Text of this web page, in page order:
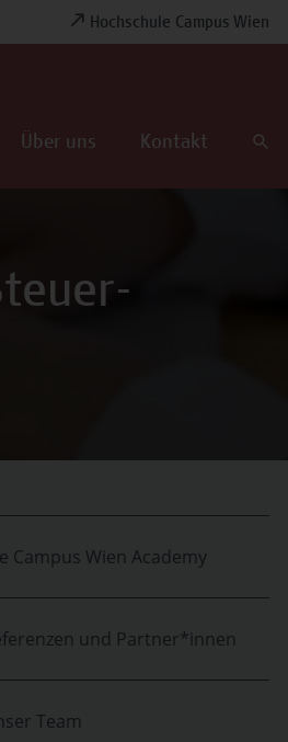
Hochschule Campus Wien
Über uns Kontakt
Campus Wien Academy
und Partner*innen
Team